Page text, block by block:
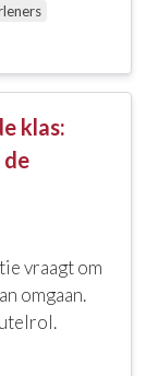
klas:
de
vraagt om
omgaan.